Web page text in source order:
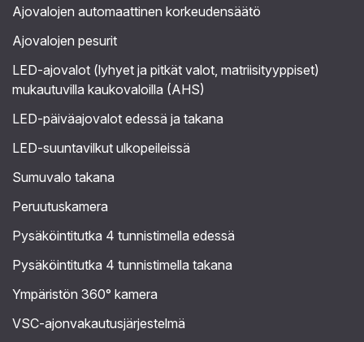
Ajovalojen automaattinen korkeudensäätö
Ajovalojen pesurit
LED-ajovalot (lyhyet ja pitkät valot, matriisityyppiset)
mukautuvilla kaukovaloilla (AHS)
LED-päiväajovalot edessä ja takana
LED-suuntavilkut ulkopeileissä
Sumuvalo takana
Peruutuskamera
Pysäköintitutka 4 tunnistimella edessä
Pysäköintitutka 4 tunnistimella takana
Ympäristön 360° kamera
VSC-ajonvakautusjärjestelmä